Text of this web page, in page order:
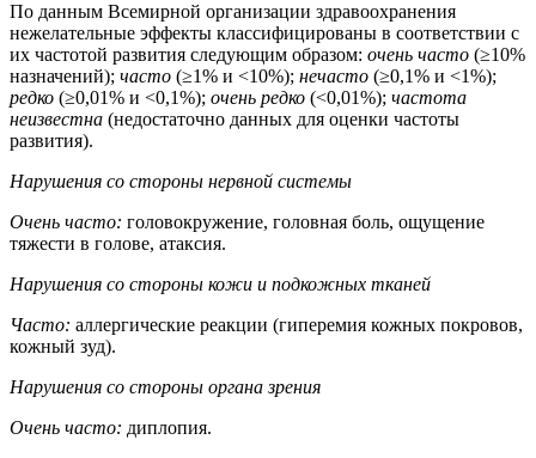
По данным Всемирной организации здравоохранения
нежелательные эффекты классифицированы в соответствии с
их частотой развития следующим образом: очень часто (≥10%
назначений); часто (≥1% и <10%); нечасто (≥0,1% и <1%);
редко (≥0,01% и <0,1%); очень редко (<0,01%); частота
неизвестна (недостаточно данных для оценки частоты
развития).
Нарушения со стороны нервной системы
Очень часто: головокружение, головная боль, ощущение
тяжести в голове, атаксия.
Нарушения со стороны кожи и подкожных тканей
Часто: аллергические реакции (гиперемия кожных покровов,
кожный зуд).
Нарушения со стороны органа зрения
Очень часто: диплопия.